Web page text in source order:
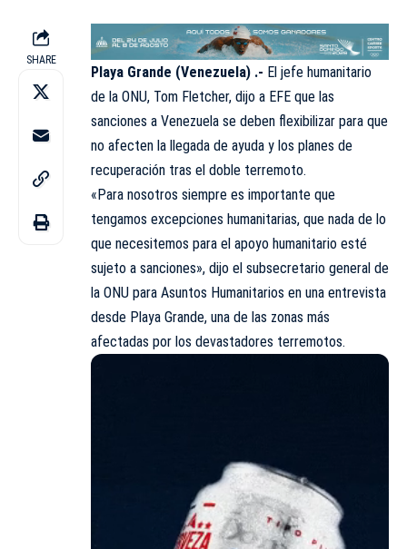
SHARE
Playa Grande (Venezuela) .- El jefe humanitario
de la ONU, Tom Fletcher, dijo a EFE que las
sanciones a Venezuela se deben flexibilizar para que
no afecten la llegada de ayuda y los planes de
recuperación tras el doble terremoto.
«Para nosotros siempre es importante que
tengamos excepciones humanitarias, que nada de lo
que necesitemos para el apoyo humanitario esté
sujeto a sanciones», dijo el subsecretario general de
la ONU para Asuntos Humanitarios en una entrevista
desde Playa Grande, una de las zonas más
afectadas por los devastadores terremotos.